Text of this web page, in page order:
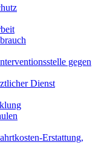
gegen
Dienst
Erstattung,